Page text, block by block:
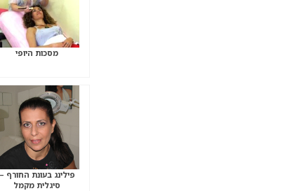
מסכות היופי
פילינג בעונת החורף –
סיגלית מקמל